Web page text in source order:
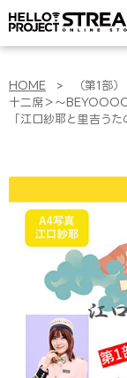
HOME >
（第1部
十二席＞～
「江口紗耶と里吉う